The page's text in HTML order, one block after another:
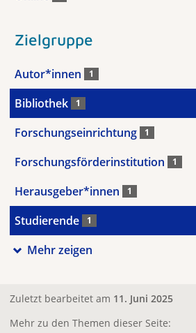
Zielgruppe
Autor*innen 1
Bibliothek 1
Forschungseinrichtung 1
Forschungsförderinstitution 1
Herausgeber*innen 1
Studierende 1
Mehr zeigen
Zuletzt bearbeitet am 11. Juni 2025
Mehr zu den Themen dieser Seite: